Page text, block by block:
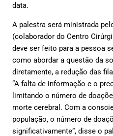
data.
A palestra será ministrada
(colaborador do Centro
deve ser feito para a pessoa
como abordar a questão da
diretamente, a redução das
“A falta de informação e o
limitando o número de
morte cerebral. Com a
população, o número de
significativamente”, disse o